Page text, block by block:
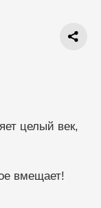
целый век,
многое вмещает!